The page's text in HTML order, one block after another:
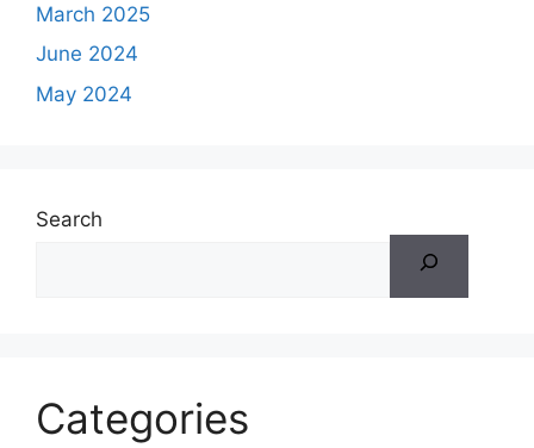
March 2025
June 2024
May 2024
Search
Categories